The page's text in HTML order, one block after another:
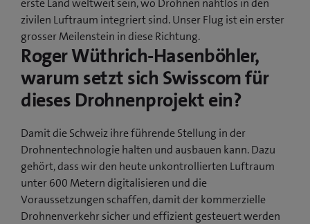
zivilen Luftraum integriert sind. Unser Flug ist ein erster
grosser Meilenstein in diese Richtung.
Roger Wüthrich-Hasenböhler,
warum setzt sich Swisscom für
dieses Drohnenprojekt ein?
Damit die Schweiz ihre führende Stellung in der
Drohnentechnologie halten und ausbauen kann. Dazu
gehört, dass wir den heute unkontrollierten Luftraum
unter 600 Metern digitalisieren und die
Voraussetzungen schaffen, damit der kommerzielle
Drohnenverkehr sicher und effizient gesteuert werden